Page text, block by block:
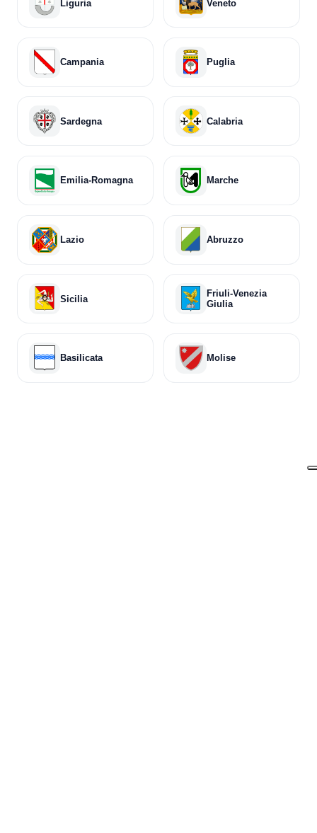
Liguria Veneto
Campania Puglia
Sardegna Calabria
Emilia-Romagna Marche
Lazio Abruzzo
Sicilia
Friuli-Venezia
Giulia
Basilicata Molise